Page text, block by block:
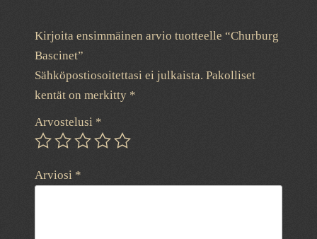
Kirjoita ensimmäinen arvio tuotteelle “Churburg
Bascinet”
Sähköpostiosoitettasi ei julkaista. Pakolliset
kentät on merkitty *
Arvostelusi *
Arviosi *